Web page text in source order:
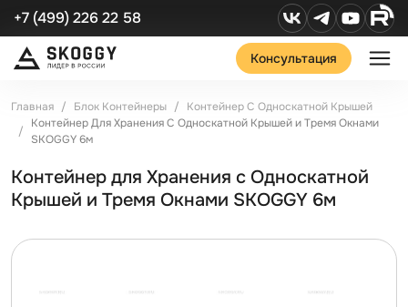
+7 (499) 226 22 58
Консультация
Главная Блок Контейнеры
Контейнер С Односкатной Крышей
Контейнер Для Хранения С Односкатной Крышей и Тремя Окнами
SKOGGY 6м
Контейнер для Хранения с Односкатной
Крышей и Тремя Окнами SKOGGY 6м